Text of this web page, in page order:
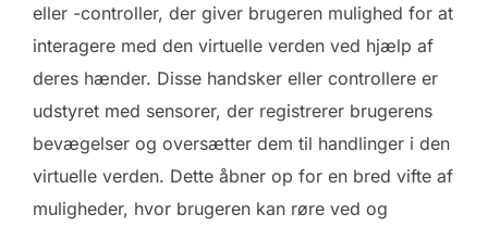
eller -controller, der giver brugeren mulighed for at
interagere med den virtuelle verden ved hjælp af
deres hænder. Disse handsker eller controllere er
udstyret med sensorer, der registrerer brugerens
bevægelser og oversætter dem til handlinger i den
virtuelle verden. Dette åbner op for en bred vifte af
muligheder, hvor brugeren kan røre ved og